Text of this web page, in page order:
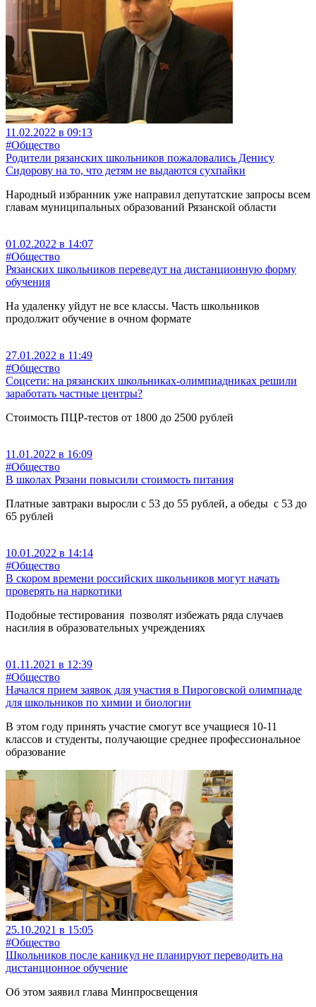
11.02.2022 в 09:13
#Общество
Родители рязанских школьников пожаловались Денису
Сидорову на то, что детям не выдаются сухпайки
Народный избранник уже направил депутатские запросы всем
главам муниципальных образований Рязанской области
01.02.2022 в 14:07
#Общество
Рязанских школьников переведут на дистанционную форму
обучения
На удаленку уйдут не все классы. Часть школьников
продолжит обучение в очном формате
27.01.2022 в 11:49
#Общество
Соцсети: на рязанских школьниках-олимпиадниках решили
заработать частные центры?
Стоимость ПЦР-тестов от 1800 до 2500 рублей
11.01.2022 в 16:09
#Общество
В школах Рязани повысили стоимость питания
Платные завтраки выросли с 53 до 55 рублей, а обеды с 53 до
65 рублей
10.01.2022 в 14:14
#Общество
В скором времени российских школьников могут начать
проверять на наркотики
Подобные тестирования позволят избежать ряда случаев
насилия в образовательных учреждениях
01.11.2021 в 12:39
#Общество
Начался прием заявок для участия в Пироговской олимпиаде
для школьников по химии и биологии
В этом году принять участие смогут все учащиеся 10-11
классов и студенты, получающие среднее профессиональное
образование
25.10.2021 в 15:05
#Общество
Школьников после каникул не планируют переводить на
дистанционное обучение
Об этом заявил глава Минпросвещения